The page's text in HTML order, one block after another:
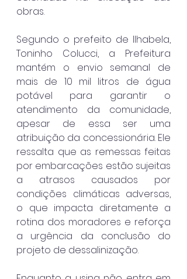
obras.
Segundo o prefeito de Ilhabela,
Toninho Colucci, a Prefeitura
mantém o envio semanal de
mais de 10 mil litros de água
potável para garantir o
atendimento da comunidade,
apesar de essa ser uma
atribuição da concessionária. Ele
ressalta que as remessas feitas
por embarcações estão sujeitas
a atrasos causados por
condições climáticas adversas,
o que impacta diretamente a
rotina dos moradores e reforça
a urgência da conclusão do
projeto de dessalinização.